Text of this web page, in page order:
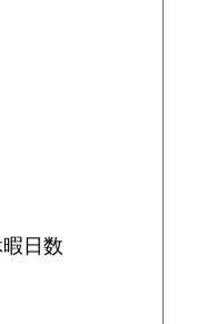
日数